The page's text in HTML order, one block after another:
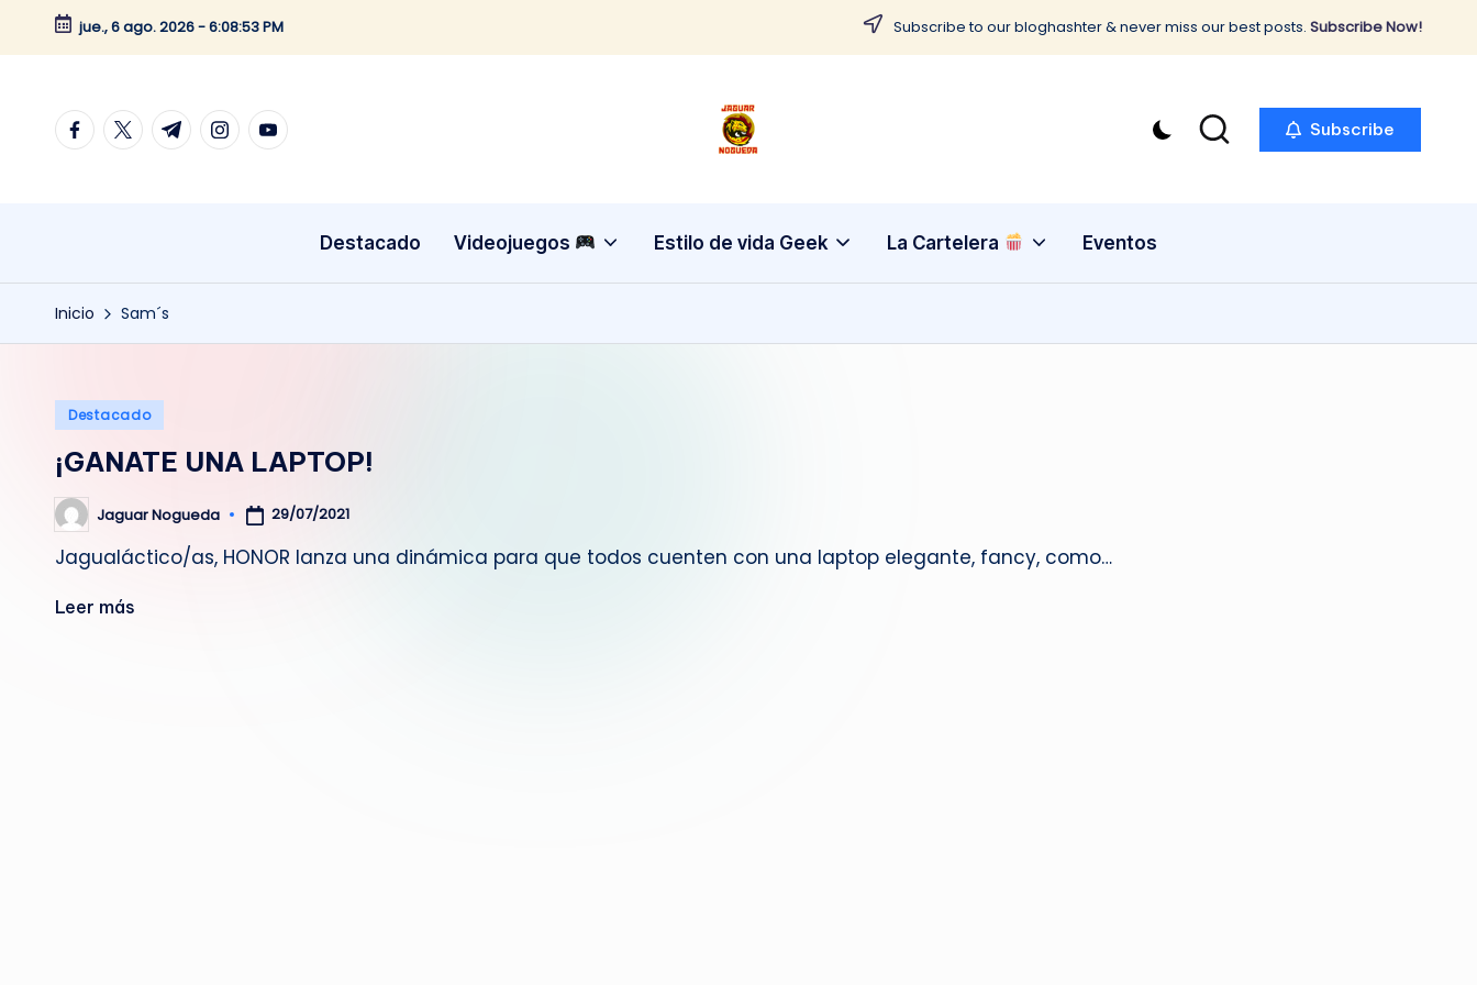
Saltar
contenido
jue., 6 ago. 2026-6:08:53 PM Subscribe to our bloghashter & never miss our best posts. Subscribe Now!
facebook.com
twitter.com
t.me instagram.com
youtube.com
J
g
u
a
u
CONTENIDO
Subscribe
Destacado Videojuegos Estilo de vida Geek La Cartelera Eventos
Inicio Sam´s
Publicado
Destacado
¡GANATE UNA LAPTOP!
Publicado
por
Jaguar Nogueda 29/07/2021
Jagualáctico/as, HONOR lanza una dinámica para que todos cuenten con una laptop elegante, fancy, como…
Leer más